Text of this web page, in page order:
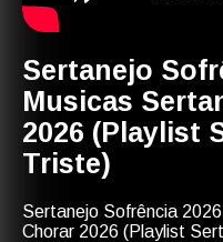
Sertanejo
Musicas
2026 (Playlist
Triste)
Sertanejo Sofrência
Chorar 2026 (Playlist